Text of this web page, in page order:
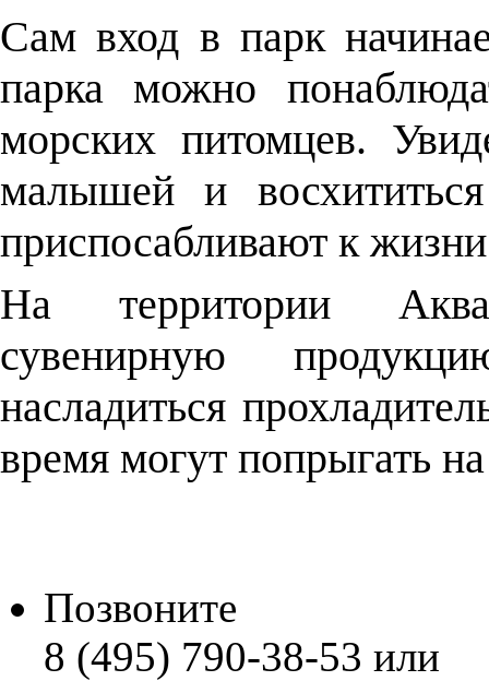
Сам вход в парк
парка можно
морских питомцев.
малышей и
приспосабливают к
На территории
сувенирную
насладиться
время могут попрыгать
Позвоните
8 (495) 790-38-53 или